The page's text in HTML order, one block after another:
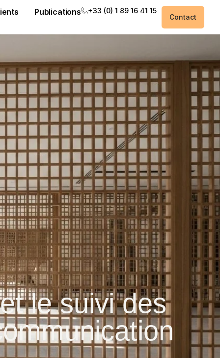
Publications +33 (0) 1 89 16 41 15
Contact
le suivi des